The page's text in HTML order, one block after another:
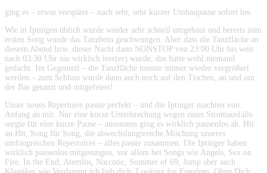
ging es – etwas verspätet – nach sehr, sehr kurzer Umbaupause sofort los.
Wie in Iptingen üblich wurde wieder sehr schnell umgebaut und bereits zum
ersten Song wurde das Tanzbein geschwungen. Aber dass die Tanzfläche an
diesem Abend bzw. dieser Nacht dann NONSTOP von 23:00 Uhr bis weit
nach 03:30 Uhr nie wirklich leer(er) wurde, das hatte wohl niemand
gedacht. Im Gegenteil – die Tanzfläche musste immer wieder vergrößert
werden – zum Schluss wurde dann auch noch auf den Tischen, an und um
der Bar getanzt und mitgefeiert!
Unser neues Repertoire passte perfekt – und die Iptinger machten von
Anfang an mit. Nur eine kurze Unterbrechung wegen eines Stromausfalls
sorgte für eine kurze Pause – ansonsten ging es wirklich pausenlos ab. Hit
an Hit, Song für Song, die abwechslungsreiche Mischung unseres
umfangreichen Repertoires – alles passte zusammen. Die Iptinger haben
wirklich pausenlos mitgesungen, vor allem bei Songs wie Angels, Sex on
Fire, In the End, Atemlos, Narcotic, Summer of 69, Jump aber auch